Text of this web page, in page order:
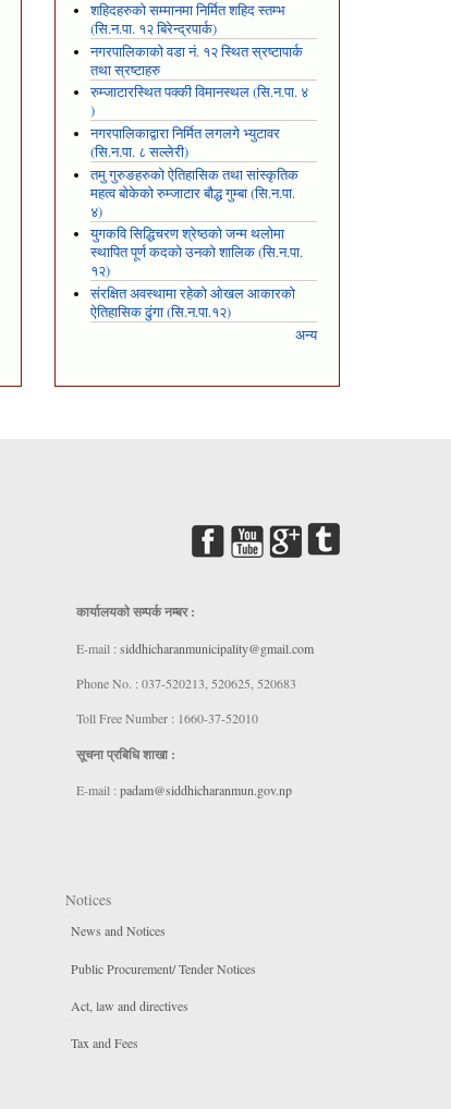
शहिदहरुको सम्मानमा निर्मित शहिद स्तम्भ
(सि.न.पा. १२ बिरेन्द्रपार्क)
नगरपालिकाको वडा नं. १२ स्थित स्रष्टापार्क
तथा स्रष्टाहरु
रुम्जाटारस्थित पक्की विमानस्थल (सि.न.पा. ४
)
नगरपालिकाद्वारा निर्मित लगलगे भ्युटावर
(सि.न.पा. ८ सल्लेरी)
तमु गुरुङहरुको ऐतिहासिक तथा सांस्कृतिक
महत्व बोकेको रुम्जाटार बौद्ध गुम्बा (सि.न.पा.
४)
युगकवि सिद्धिचरण श्रेष्ठको जन्म थलोमा
स्थापित पूर्ण कदको उनको शालिक (सि.न.पा.
१२)
संरक्षित अवस्थामा रहेको ओखल आकारको
ऐतिहासिक ढुंगा (सि.न.पा.१२)
अन्य
कार्यालयकाे सम्पर्क नम्बर :
E-mail : siddhicharanmunicipality@gmail.com
Phone No. : 037-520213, 520625, 520683
Toll Free Number : 1660-37-52010
सूचना प्रबिधि शाखा :
E-mail : padam@siddhicharanmun.gov.np
Notices
News and Notices
Public Procurement/ Tender Notices
Act, law and directives
Tax and Fees